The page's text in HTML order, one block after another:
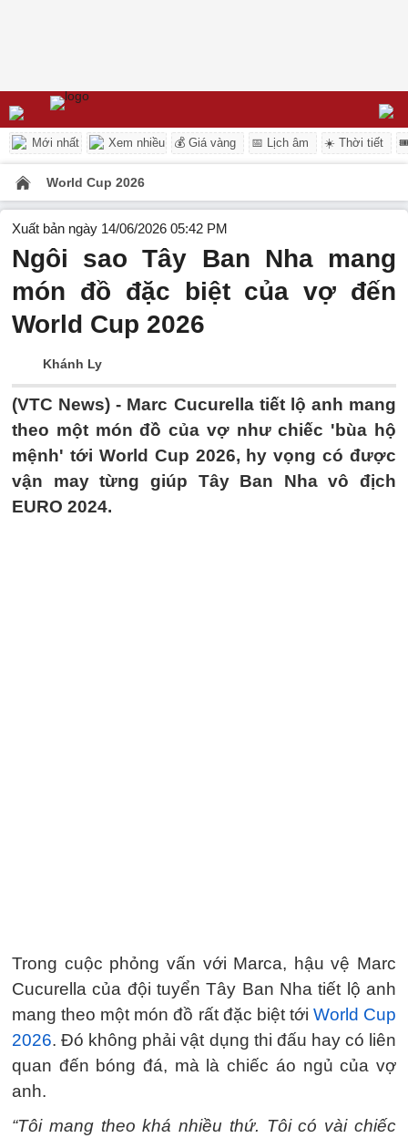
Mới nhất Xem nhiều 💰 Giá vàng 📅 Lịch âm ☀️ Thời tiết
World Cup 2026
Xuất bản ngày 14/06/2026 05:42 PM
Ngôi sao Tây Ban Nha mang
món đồ đặc biệt của vợ đến
World Cup 2026
Khánh Ly
(VTC News) - Marc Cucurella tiết lộ anh mang
theo một món đồ của vợ như chiếc 'bùa hộ
mệnh' tới World Cup 2026, hy vọng có được
vận may từng giúp Tây Ban Nha vô địch
EURO 2024.
Trong cuộc phỏng vấn với Marca, hậu vệ Marc
Cucurella của đội tuyển Tây Ban Nha tiết lộ anh
mang theo một món đồ rất đặc biệt tới World Cup
2026. Đó không phải vật dụng thi đấu hay có liên
quan đến bóng đá, mà là chiếc áo ngủ của vợ
anh.
“Tôi mang theo khá nhiều thứ. Tôi có vài chiếc